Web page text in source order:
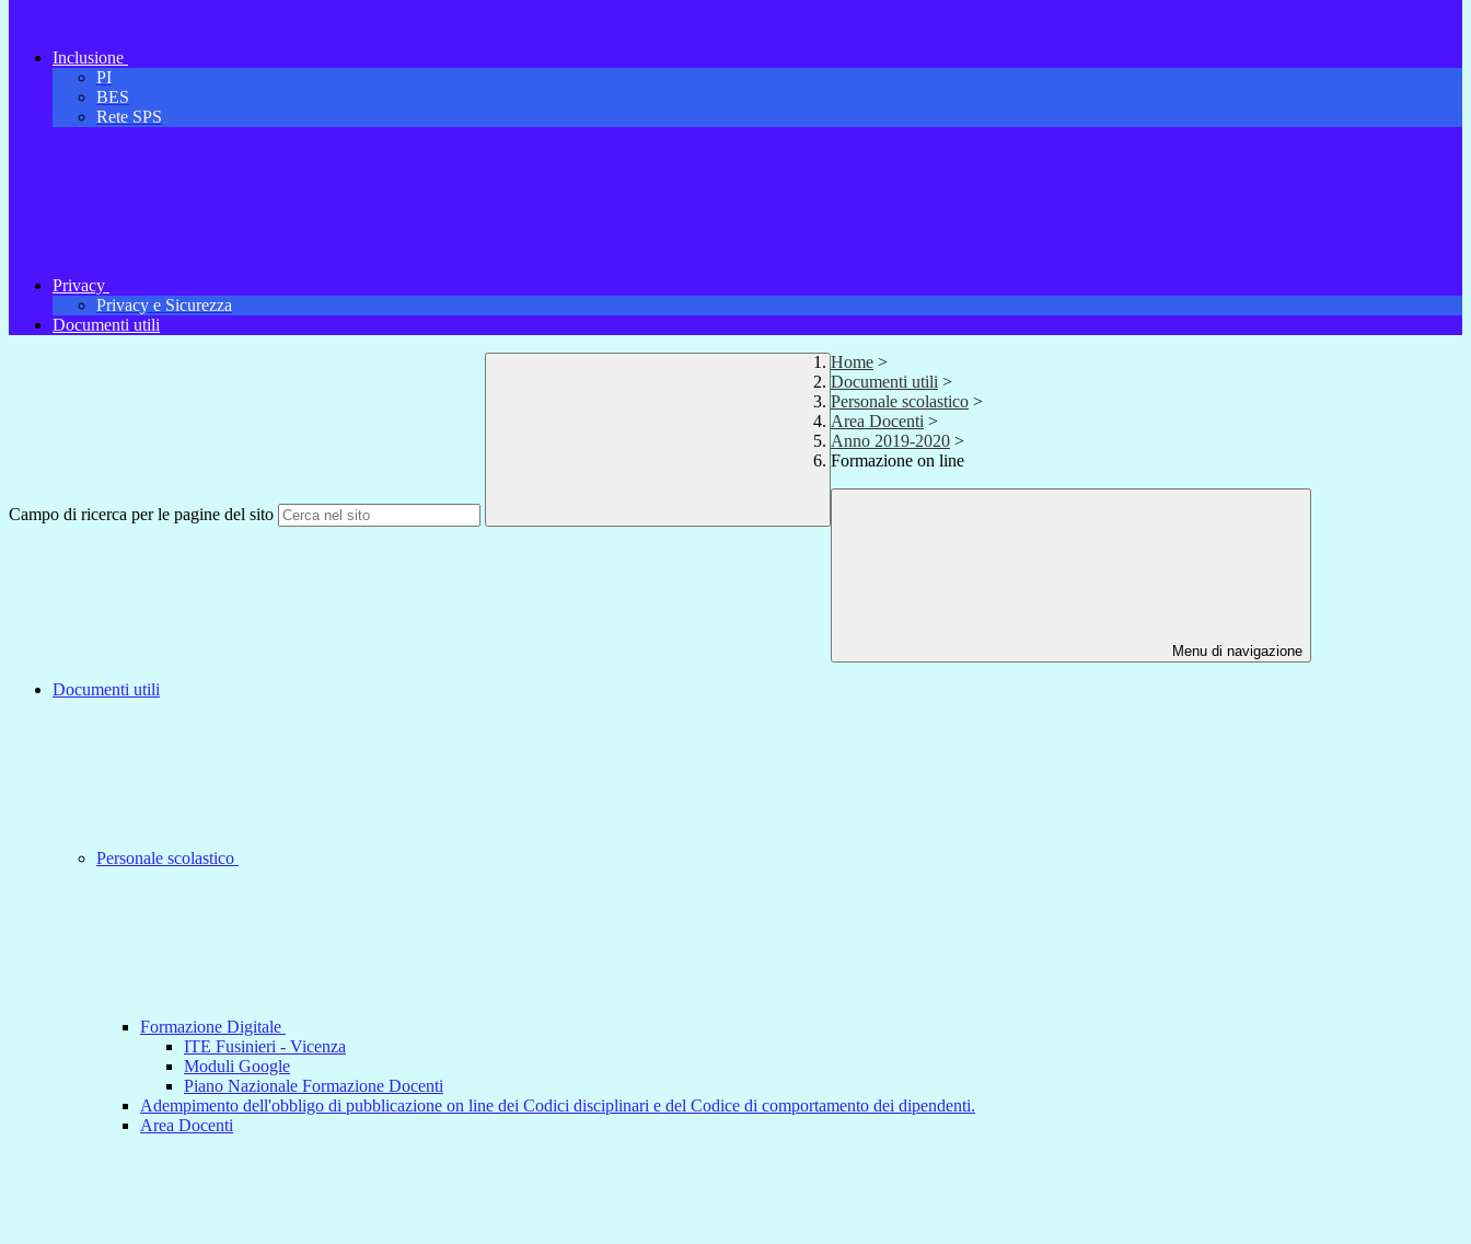
Inclusione
PI
BES
Rete SPS
Privacy
Privacy e Sicurezza
Documenti utili
Campo di ricerca per le pagine del sito
Home >
Documenti utili >
Personale scolastico >
Area Docenti >
Anno 2019-2020 >
Formazione on line
Menu di navigazione
Documenti utili
Personale scolastico
Formazione Digitale
ITE Fusinieri - Vicenza
Moduli Google
Piano Nazionale Formazione Docenti
Adempimento dell'obbligo di pubblicazione on line dei Codici disciplinari e del Codice di comportamento dei dipendenti.
Area Docenti